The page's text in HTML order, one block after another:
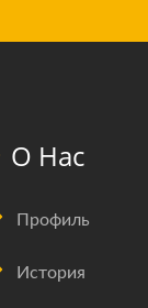
О Нас
Профиль
История